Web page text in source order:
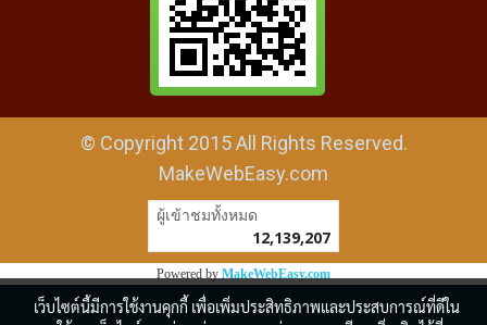
© Copyright 2015 All Rights Reserved.
MakeWebEasy.com
ผู้เข้าชมวันนี้
Powered byMakeWebEasy.com
เว็บไซต์นี้มีการใช้งานคุกกี้ เพื่อเพิ่มประสิทธิภาพและประสบการณ์ที่ดีใน